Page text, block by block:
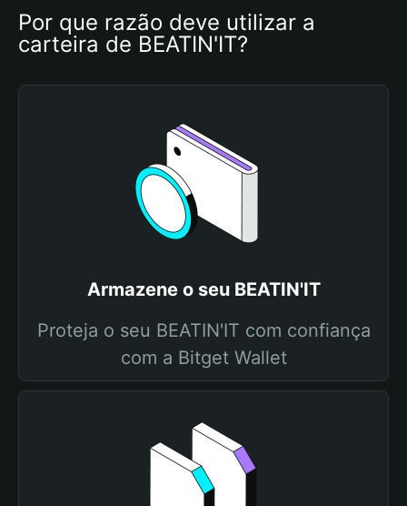
Por que razão deve utilizar a
carteira de BEATIN'IT?
Armazene o seu BEATIN'IT
Proteja o seu BEATIN'IT com confiança
com a Bitget Wallet